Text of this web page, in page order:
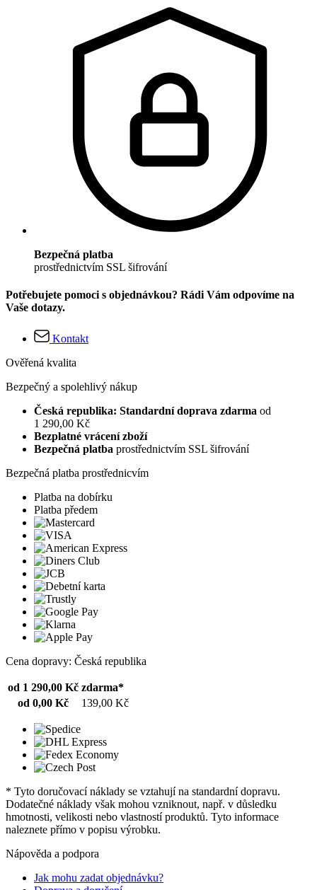
Bezpečná platba
prostřednictvím SSL šifrování
Potřebujete pomoci s objednávkou? Rádi Vám odpovíme na
Vaše dotazy.
Kontakt
Ověřená kvalita
Bezpečný a spolehlivý nákup
Česká republika: Standardní doprava zdarma od
1 290,00 Kč
Bezplatné vrácení zboží
Bezpečná platba prostřednictvím SSL šifrování
Bezpečná platba prostřednicvím
Platba na dobírku
Platba předem
Cena dopravy: Česká republika
od 1 290,00 Kč zdarma*
od 0,00 Kč
139,00 Kč
* Tyto doručovací náklady se vztahují na standardní dopravu.
Dodatečné náklady však mohou vzniknout, např. v důsledku
hmotnosti, velikosti nebo vlastností produktů. Tyto informace
naleznete přímo v popisu výrobku.
Nápověda a podpora
Jak mohu zadat objednávku?